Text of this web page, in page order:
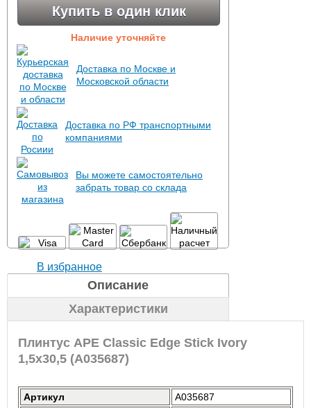
Купить в один клик
Наличие уточняйте
Доставка по Москве и
Московской области
Доставка по РФ транспортными
компаниями
Вы можете самостоятельно
забрать товар со склада
В избранное
Описание
Характеристики
Плинтус APE Classic Edge Stick Ivory
1,5x30,5 (A035687)
Артикул
A035687